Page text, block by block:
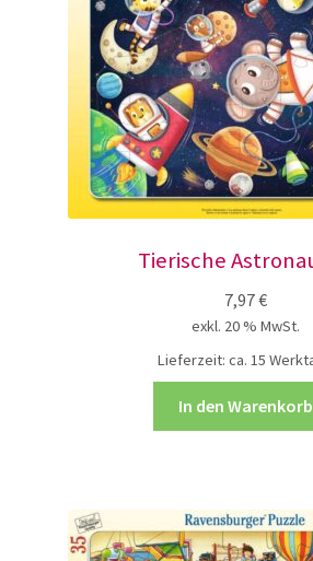
Tierische
7,97€
exkl. 20 % MwSt.
Lieferzeit: ca. 15
In den Warenkorb